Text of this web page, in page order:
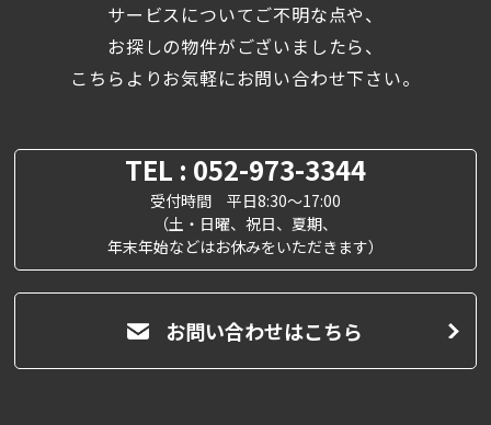
サービスについてご不明な点や、
お探しの物件がございましたら、
こちらよりお気軽にお問い合わせ下さい。
TEL : 052-973-3344
受付時間 平日8:30～17:00
（土・日曜、祝日、夏期、
年末年始などはお休みをいただきます）
お問い合わせはこちら